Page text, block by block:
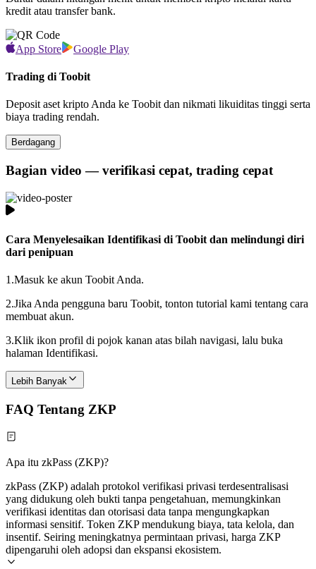
kredit atau transfer bank.
App Store Google Play
Trading di Toobit
Deposit aset kripto Anda ke Toobit dan nikmati likuiditas tinggi serta
biaya trading rendah.
Berdagang
Bagian video — verifikasi cepat, trading cepat
Cara Menyelesaikan Identifikasi di Toobit dan melindungi diri
dari penipuan
1.Masuk ke akun Toobit Anda.
2.Jika Anda pengguna baru Toobit, tonton tutorial kami tentang cara
membuat akun.
3.Klik ikon profil di pojok kanan atas bilah navigasi, lalu buka
halaman Identifikasi.
Lebih Banyak
FAQ Tentang ZKP
Apa itu zkPass (ZKP)?
zkPass (ZKP) adalah protokol verifikasi privasi terdesentralisasi
yang didukung oleh bukti tanpa pengetahuan, memungkinkan
verifikasi identitas dan otorisasi data tanpa mengungkapkan
informasi sensitif. Token ZKP mendukung biaya, tata kelola, dan
insentif. Seiring meningkatnya permintaan privasi, harga ZKP
dipengaruhi oleh adopsi dan ekspansi ekosistem.